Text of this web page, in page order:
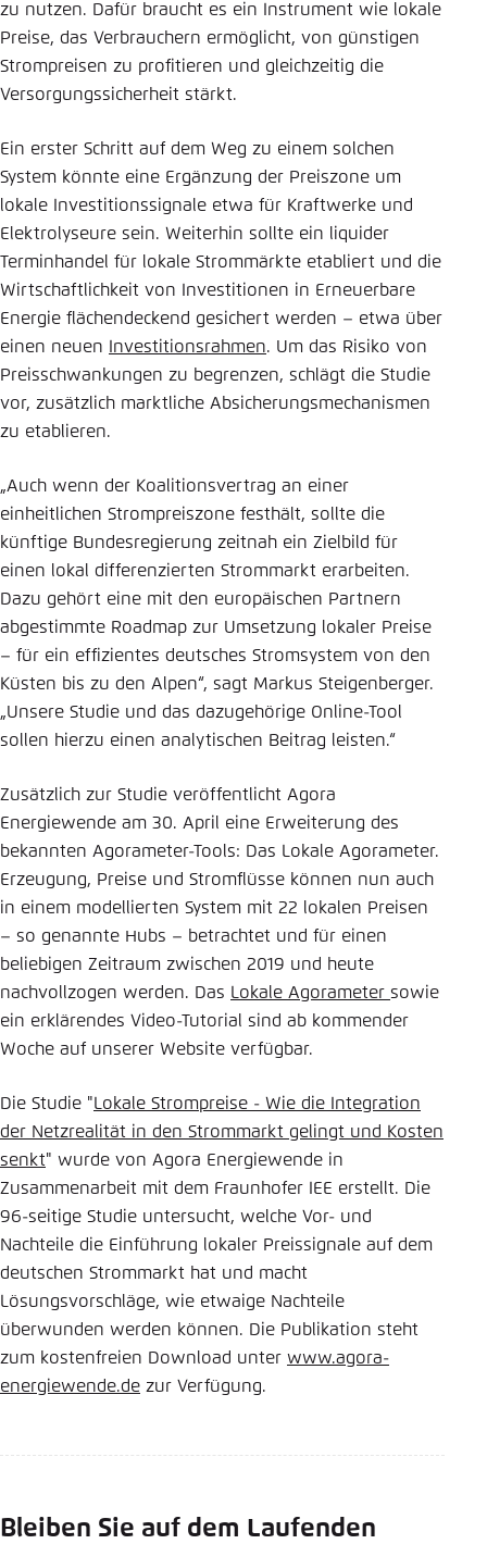
zu nutzen. Dafür braucht es ein Instrument wie lokale
Preise, das Verbrauchern ermöglicht, von günstigen
Strompreisen zu profitieren und gleichzeitig die
Versorgungssicherheit stärkt.
Ein erster Schritt auf dem Weg zu einem solchen
System könnte eine Ergänzung der Preiszone um
lokale Investitionssignale etwa für Kraftwerke und
Elektrolyseure sein. Weiterhin sollte ein liquider
Terminhandel für lokale Strommärkte etabliert und die
Wirtschaftlichkeit von Investitionen in Erneuerbare
Energie flächendeckend gesichert werden – etwa über
einen neuen
Investitionsrahmen. Um das Risiko von
Preisschwankungen zu begrenzen, schlägt die Studie
vor, zusätzlich marktliche Absicherungsmechanismen
zu etablieren.
„Auch wenn der Koalitionsvertrag an einer
einheitlichen Strompreiszone festhält, sollte die
künftige Bundesregierung zeitnah ein Zielbild für
einen lokal differenzierten Strommarkt erarbeiten.
Dazu gehört eine mit den europäischen Partnern
abgestimmte Roadmap zur Umsetzung lokaler Preise
– für ein effizientes deutsches Stromsystem von den
Küsten bis zu den Alpen“, sagt Markus Steigenberger.
„Unsere Studie und das dazugehörige Online-Tool
sollen hierzu einen analytischen Beitrag leisten.“
Zusätzlich zur Studie veröffentlicht Agora
Energiewende am 30. April eine Erweiterung des
bekannten Agorameter-Tools: Das Lokale Agorameter.
Erzeugung, Preise und Stromflüsse können nun auch
in einem modellierten System mit 22 lokalen Preisen
– so genannte Hubs – betrachtet und für einen
beliebigen Zeitraum zwischen 2019 und heute
nachvollzogen werden. Das Lokale Agorameter sowie
ein erklärendes Video-Tutorial sind ab kommender
Woche auf unserer Website verfügbar.
Die Studie "Lokale Strompreise - Wie die Integration
der Netzrealität in den Strommarkt gelingt und Kosten
senkt" wurde von Agora Energiewende in
Zusammenarbeit mit dem Fraunhofer IEE erstellt. Die
96-seitige Studie untersucht, welche Vor- und
Nachteile die Einführung lokaler Preissignale auf dem
deutschen Strommarkt hat und macht
Lösungsvorschläge, wie etwaige Nachteile
überwunden werden können. Die Publikation steht
zum kostenfreien Download unter www.agora-
energiewende.de zur Verfügung.
Bleiben Sie auf dem Laufenden